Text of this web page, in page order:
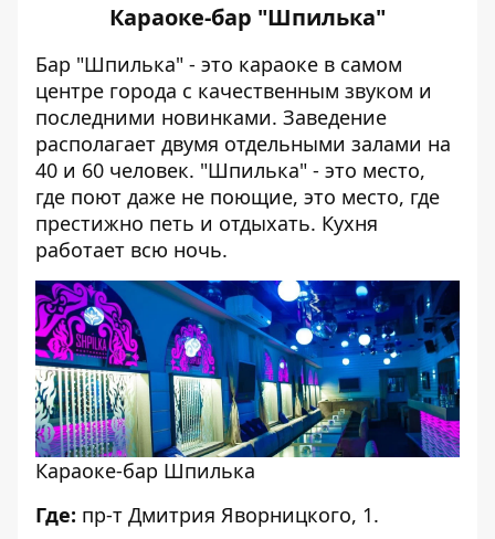
Караоке-бар "Шпилька"
Бар "Шпилька" - это караоке в самом
центре города с качественным звуком и
последними новинками. Заведение
располагает двумя отдельными залами на
40 и 60 человек. "Шпилька" - это место,
где поют даже не поющие, это место, где
престижно петь и отдыхать. Кухня
работает всю ночь.
Караоке-бар Шпилька
Где: пр-т Дмитрия Яворницкого, 1.